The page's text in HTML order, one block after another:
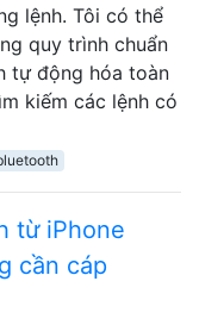
lệnh. Tôi có thể
quy trình chuẩn
tự động hóa toàn
kiếm các lệnh có
từ iPhone
cần cáp